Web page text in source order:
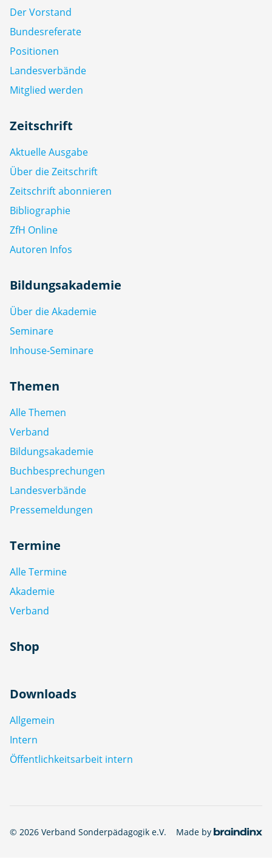
Der Vorstand
Bundesreferate
Positionen
Landesverbände
Mitglied werden
Zeitschrift
Aktuelle Ausgabe
Über die Zeitschrift
Zeitschrift abonnieren
Bibliographie
ZfH Online
Autoren Infos
Bildungsakademie
Über die Akademie
Seminare
Inhouse-Seminare
Themen
Alle Themen
Verband
Bildungsakademie
Buchbesprechungen
Landesverbände
Pressemeldungen
Termine
Alle Termine
Akademie
Verband
Shop
Downloads
Allgemein
Intern
Öffentlichkeitsarbeit intern
© 2026 Verband Sonderpädagogik e.V. Made by